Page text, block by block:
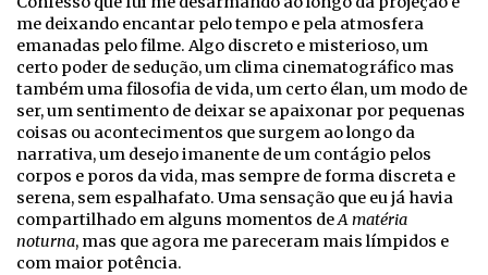
me deixando encantar pelo tempo e pela atmosfera
emanadas pelo filme. Algo discreto e misterioso, um
certo poder de sedução, um clima cinematográfico mas
também uma filosofia de vida, um certo élan, um modo de
ser, um sentimento de deixar se apaixonar por pequenas
coisas ou acontecimentos que surgem ao longo da
narrativa, um desejo imanente de um contágio pelos
corpos e poros da vida, mas sempre de forma discreta e
serena, sem espalhafato. Uma sensação que eu já havia
compartilhado em alguns momentos deA matéria
noturna, mas que agora me pareceram mais límpidos e
com maior potência.